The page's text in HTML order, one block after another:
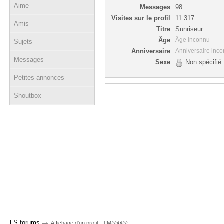
Aime
Amis
Sujets
Messages
Petites annonces
Shoutbox
Messages
98
Visites sur le profil
11 317
Titre
Sunriseur
Âge
Âge inconnu
Anniversaire Anniversaire
Sexe Non spécifié